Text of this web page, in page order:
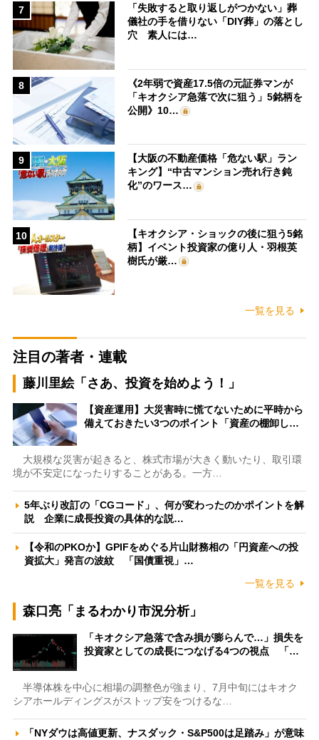
7
「失敗すると取り返しがつかない」葬
儀社の手を借りない「DIY葬」の落とし
穴 素人には…
8
《2年弱で資産17.5倍の元証券マンが
「キオクシア急落で次に狙う」5銘柄を
公開》10…
9
【大阪の不動産価格「危ない駅」ラン
キング】“中古マンション売れ行き鈍
化”のワース…
10
【キオクシア・ショックの後に狙う5銘
柄】イベント投資家の億り人・羽根英
樹氏が厳…
一覧を見る
注目の著者・連載
藤川里絵「さあ、投資を始めよう！」
【資産運用】大災害時に慌てないために平時から
備えておきたい3つのポイント「資産の棚卸し…
大規模な災害が起きると、株式市場が大きく動いたり、取引環
境が不安定になったりすることがある。一方…
5年ぶり改訂の「CGコード」、何が変わったのかポイントを解
説 企業に成長投資の具体的な説…
【令和のPKOか】GPIFをめぐる片山財務相の「円資産への投
資拡大」発言の波紋 「国債重視」…
一覧を見る
森口亮「まるわかり市況分析」
「キオクシア急落で含み損が膨らんで…」損失を
投資家としての成長につなげる4つの視点 「…
半導体株を中心に相場の調整色が強まり、7月中旬にはキオク
シアホールディングスがストップ安をつけるな…
「NYダウは高値更新、ナスダック・S&P500は足踏み」が意味